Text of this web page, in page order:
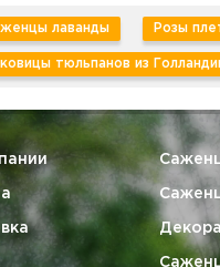
лаванды Розы
тюльпанов из